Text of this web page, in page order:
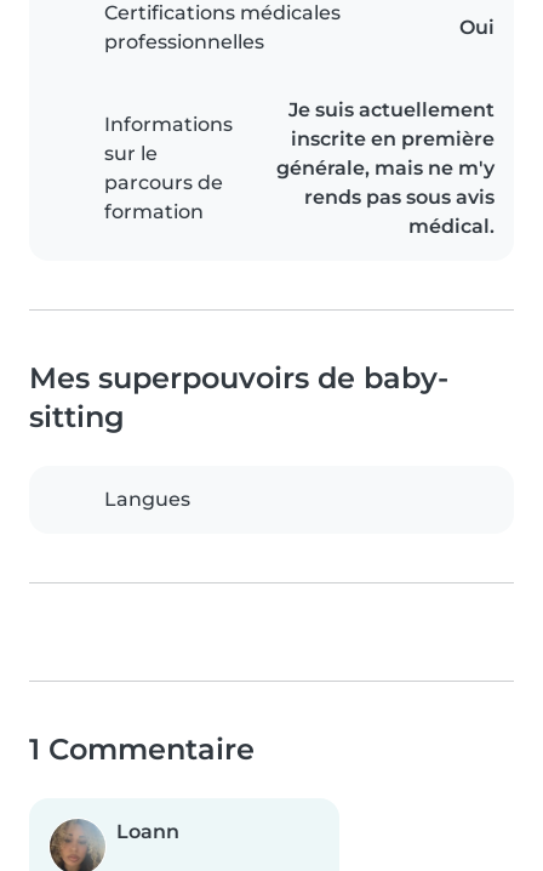
Certifications médicales
professionnelles
Oui
Informations
sur le
parcours de
formation
Je suis actuellement
inscrite en première
générale, mais ne m'y
rends pas sous avis
médical.
Mes superpouvoirs de baby-
sitting
Langues
1 Commentaire
Loann